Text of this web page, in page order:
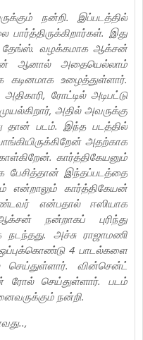
நன்றி. இப்படத்தில்
இது
தேங்ஸ். வழக்கமாக ஆக்சன்
ஆனால் அதையெல்லாம்
உழைத்துள்ளார்.
ரோட்டில் அடிபட்டு
அதில் அவருக்கு
தான் படம். இந்த படத்தில்
அதற்காக
கார்த்திகேயனும்
பேசித்தான் இந்தப்படத்தை
என்றாலும் கார்த்திகேயன்
என்பதால் ஈஸியாக
நன்றாகப் புரிந்து
அச்சு ராஜாமணி
4 பாடல்களை
செய்துள்ளார். வின்சென்ட்
ரோல் செய்துள்ளார். படம்
நன்றி.